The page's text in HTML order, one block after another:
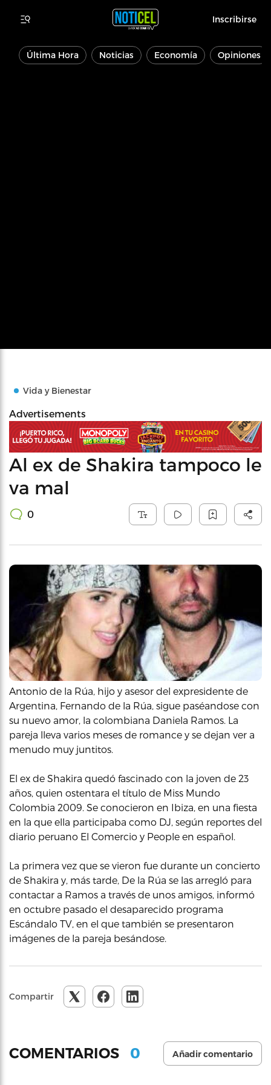
Inscribirse
Última Hora Noticias Economía Opiniones
Vida y Bienestar
Advertisements
Al ex de Shakira tampoco le
va mal
0
Antonio de la Rúa, hijo y asesor del expresidente de
Argentina, Fernando de la Rúa, sigue paséandose con
su nuevo amor, la colombiana Daniela Ramos. La
pareja lleva varios meses de romance y se dejan ver a
menudo muy juntitos.
El ex de Shakira quedó fascinado con la joven de 23
años, quien ostentara el título de Miss Mundo
Colombia 2009. Se conocieron en Ibiza, en una fiesta
en la que ella participaba como DJ, según reportes del
diario peruano El Comercio y People en español.
La primera vez que se vieron fue durante un concierto
de Shakira y, más tarde, De la Rúa se las arregló para
contactar a Ramos a través de unos amigos, informó
en octubre pasado el desaparecido programa
Escándalo TV, en el que también se presentaron
imágenes de la pareja besándose.
Compartir
COMENTARIOS 0 Añadir comentario